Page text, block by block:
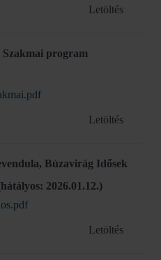
Letöltés
Szakmai program
Letöltés
Búzavirág Idősek
2026.01.12.)
Letöltés